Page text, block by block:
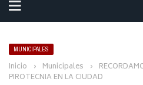
MUNICIPALES
Inicio › Municipales ›
PIROTECNIA EN LA CIUDAD